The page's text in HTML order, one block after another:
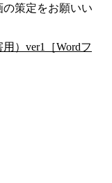
策定をお願いい
）ver1［Wordフ